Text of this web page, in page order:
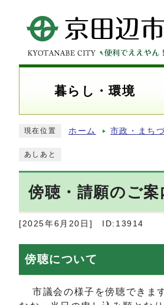
暮らし・環境
現在位置 ホーム 市政・まち
あしあと
傍聴・請願のご案
[2025年6月20日] ID:13914
傍聴について
市議会の様子を傍聴できま